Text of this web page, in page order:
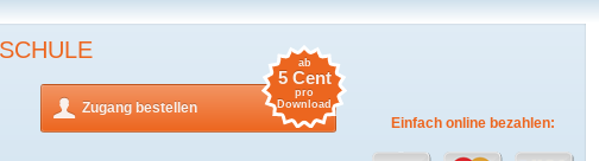
Zugang bestellen
ab
5 Cent
pro
Download
Einfach online bezahlen: